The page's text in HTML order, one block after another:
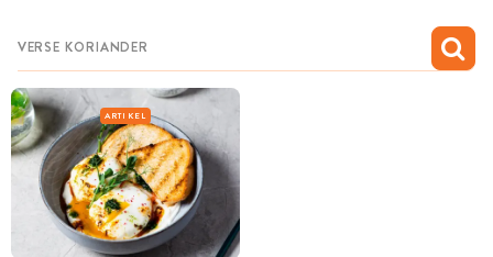
ARTIKEL
MIJN BEWAARDE RECEPTEN